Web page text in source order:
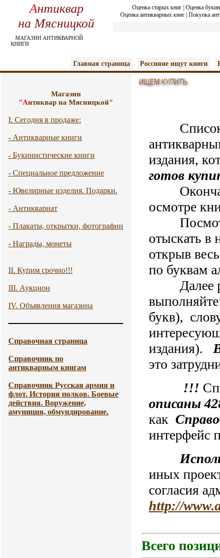
Антиквар
на Мясницкой
МАГАЗИН АНТИКВАРНОЙ
КНИГИ
Оценка старых книг| Оценка
Оценка антикварных книг Покупка
Главная страница Россияне ищут книги
Магазин
"Антиквар на Мясницкой"
I. Сегодня в продаже:
- Антикварные книги
- Букинистические книги
- Специальное предложение
- Ювелирные изделия. Подарки.
- Антиквариат
- Плакаты, открытки, фотографии
- Награды, монеты
II. Купим срочно!!!
III. Аукцион
IV. Объявления магазина
Справочная страница
Справочник по
антикварным книгам
Справочник Русская армия и
флот. История полков. Боевые
действия. Воружение,
амуниция, обмундирование.
издания,
готов
осмотре
отыскать
открыв
по буквам
Далее
букв),
издания).
это
!!!
описаны
как
интерфейс
иных
согласия
http://
Всего